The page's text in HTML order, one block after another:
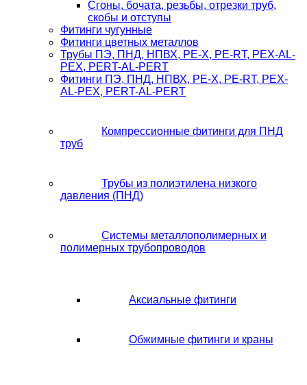
Сгоны, бочата, резьбы, отрезки труб,
скобы и отступы
Фитинги чугунные
Фитинги цветных металлов
Трубы ПЭ, ПНД, НПВХ, PE-X, PE-RT, PEX-AL-
PEX, PERT-AL-PERT
Фитинги ПЭ, ПНД, НПВХ, PE-X, PE-RT, PEX-
AL-PEX, PERT-AL-PERT
Компрессионные фитинги для ПНД
труб
Трубы из полиэтилена низкого
давления (ПНД)
Системы металлополимерных и
полимерных трубопроводов
Аксиальные фитинги
Обжимные фитинги и краны